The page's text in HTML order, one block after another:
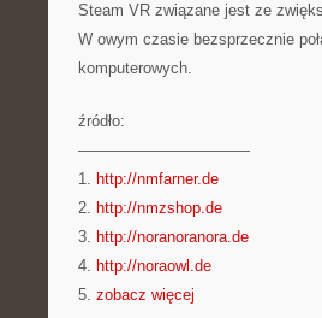
Steam VR związane jest ze
W owym czasie bezsprzecznie
komputerowych.
źródło:
———————————
1. http://nmfarner.de
2. http://nmzshop.de
3. http://noranoranora.de
4. http://noraowl.de
5. zobacz więcej